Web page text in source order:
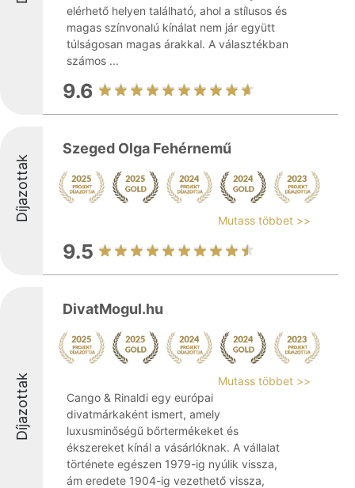
elérhető helyen található, ahol a stílusos és
magas színvonalú kínálat nem jár együtt
túlságosan magas árakkal. A választékban
számos ...
9.6
Díjazottak
Szeged Olga Fehérnemű
Mutass többet >>
9.5
Díjazottak
DivatMogul.hu
Mutass többet >>
Cango & Rinaldi egy európai
divatmárkaként ismert, amely
luxusminőségű bőrtermékeket és
ékszereket kínál a vásárlóknak. A vállalat
története egészen 1979-ig nyúlik vissza,
ám eredete 1904-ig vezethető vissza,